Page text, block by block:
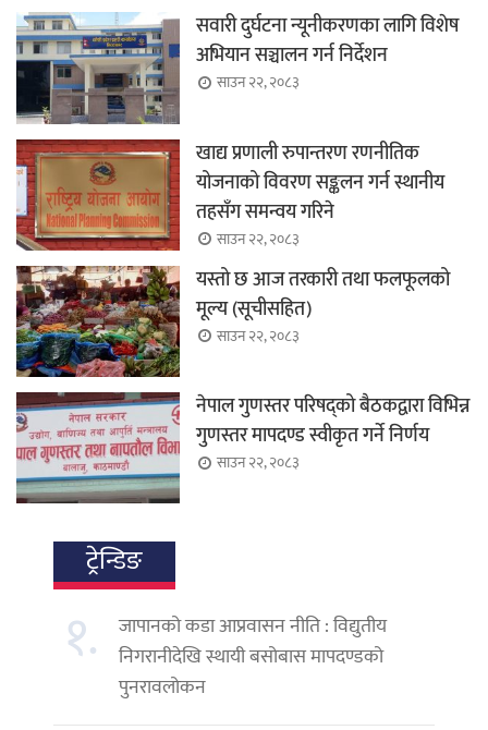
सवारी दुर्घटना न्यूनीकरणका लागि विशेष
अभियान सञ्चालन गर्न निर्देशन
साउन २२, २०८३
खाद्य प्रणाली रुपान्तरण रणनीतिक
योजनाको विवरण सङ्कलन गर्न स्थानीय
तहसँग समन्वय गरिने
साउन २२, २०८३
यस्तो छ आज तरकारी तथा फलफूलको
मूल्य (सूचीसहित)
साउन २२, २०८३
नेपाल गुणस्तर परिषद्को बैठकद्वारा विभिन्न
गुणस्तर मापदण्ड स्वीकृत गर्ने निर्णय
साउन २२, २०८३
ट्रेन्डिङ
१.
जापानको कडा आप्रवासन नीति : विद्युतीय
निगरानीदेखि स्थायी बसोबास मापदण्डको
पुनरावलोकन